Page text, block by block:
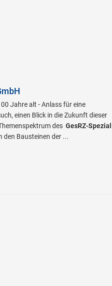
Jahre alt - Anlass für eine
einen Blick in die Zukunft dieser
des GesRZ-Spezial
den Bausteinen der ...